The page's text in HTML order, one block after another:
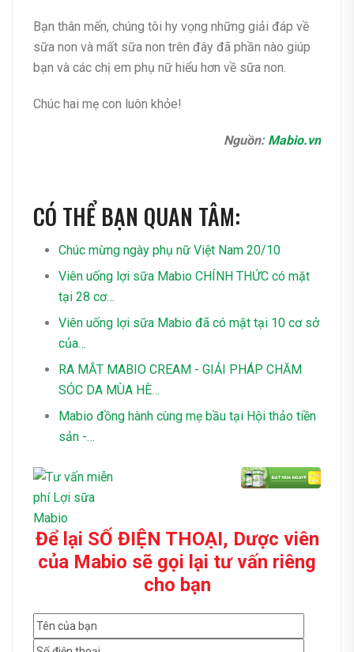
Bạn thân mến, chúng tôi hy vọng những giải đáp về
sữa non và mất sữa non trên đây đã phần nào giúp
bạn và các chị em phụ nữ hiểu hơn về sữa non.
Chúc hai mẹ con luôn khỏe!
Nguồn: Mabio.vn
CÓ THỂ BẠN QUAN TÂM:
Chúc mừng ngày phụ nữ Việt Nam 20/10
Viên uống lợi sữa Mabio CHÍNH THỨC có mặt
tại 28 cơ…
Viên uống lợi sữa Mabio đã có mặt tại 10 cơ sở
của…
RA MẮT MABIO CREAM - GIẢI PHÁP CHĂM
SÓC DA MÙA HÈ…
Mabio đồng hành cùng mẹ bầu tại Hội thảo tiền
sản -…
Để lại SỐ ĐIỆN THOẠI, Dược viên
của Mabio sẽ gọi lại tư vấn riêng
cho bạn